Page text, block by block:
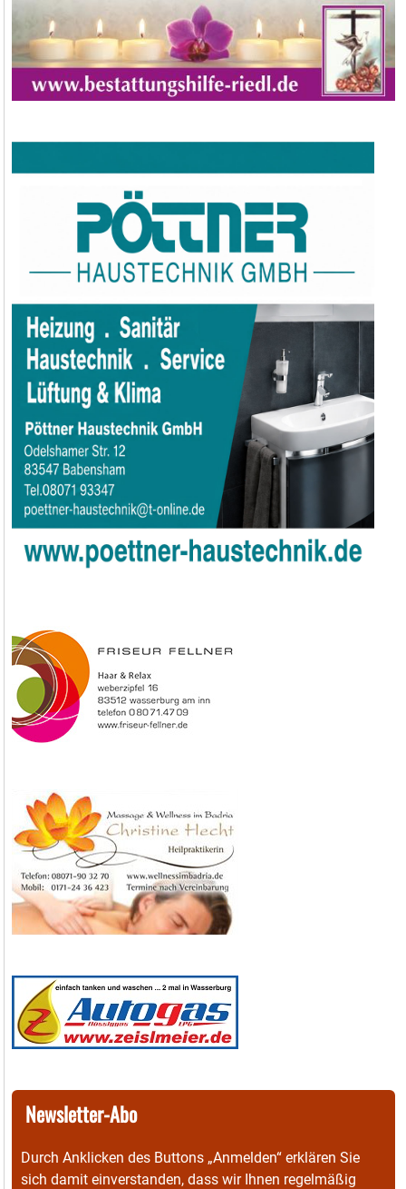
Newsletter-Abo
Durch Anklicken des Buttons „Anmelden“ erklären Sie
sich damit einverstanden, dass wir Ihnen regelmäßig